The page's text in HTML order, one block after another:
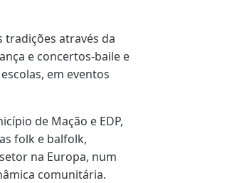
tradições através da
e concertos-baile e
em eventos
de Mação e EDP,
folk e balfolk,
na Europa, num
comunitária.